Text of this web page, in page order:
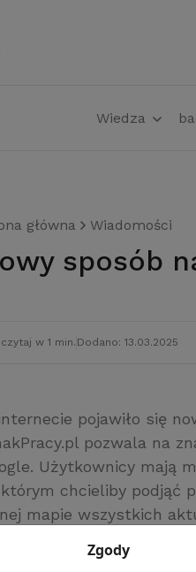
Wiedza
główna Wiadomości
Nowy sposób
w 1 min. Dodano: 13.03.2025
pojawiło się
pozwala na
Użytkownicy mają
chcieliby podjąć
mapie wszystkich
własnych
Zgody